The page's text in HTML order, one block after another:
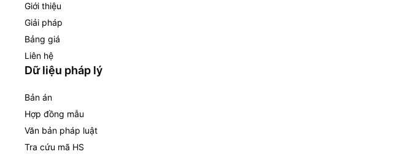
Giới thiệu
Giải pháp
Bảng giá
Liên hệ
Dữ liệu pháp lý
Bản án
Hợp đồng mẫu
Văn bản pháp luật
Tra cứu mã HS